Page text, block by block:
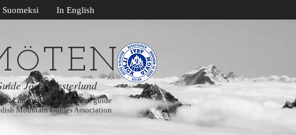
ÖTEN
Josef Westerlund
international mountain guide
Mountain Guides Association
Suomeksi In English